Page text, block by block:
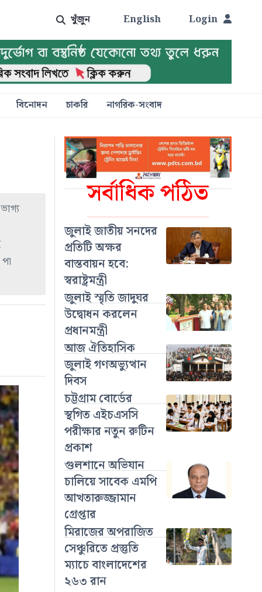
খুঁজুন English Login
বিনোদন চাকরি নাগরিক-সংবাদ
সর্বাধিক পঠিত
জুলাই জাতীয় সনদের
প্রতিটি অক্ষর
বাস্তবায়ন হবে:
স্বরাষ্ট্রমন্ত্রী
জুলাই স্মৃতি জাদুঘর
উদ্বোধন করলেন
প্রধানমন্ত্রী
আজ ঐতিহাসিক
জুলাই গণঅভ্যুত্থান
দিবস
চট্টগ্রাম বোর্ডের
স্থগিত এইচএসসি
পরীক্ষার নতুন রুটিন
প্রকাশ
গুলশানে অভিযান
চালিয়ে সাবেক এমপি
আখতারুজ্জামান
গ্রেপ্তার
মিরাজের অপরাজিত
সেঞ্চুরিতে প্রস্তুতি
ম্যাচে বাংলাদেশের
২৬৩ রান